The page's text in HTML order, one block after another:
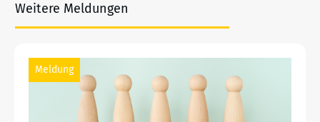
Weitere Meldungen
Meldung